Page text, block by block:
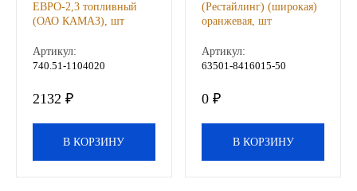
ЕПК
Другие бренды подшипников
Автожидкости
Охлаждающие жидкости
ЕВРО-2,3 топливный
(ОАО КАМАЗ), шт
Артикул:
740.51-1104020
2132 ₽
В КОРЗИНУ
(Рестайлинг) (широкая)
оранжевая, шт
Артикул:
63501-8416015-50
0 ₽
В КОРЗИНУ